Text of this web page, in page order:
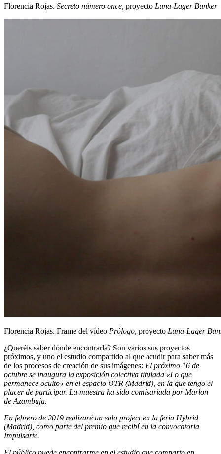
Florencia Rojas. Secreto número once, proyecto Luna-Lager Bunker
Florencia Rojas. Frame del vídeo Prólogo, proyecto Luna-Lager
¿Queréis saber dónde encontrarla? Son varios sus proyectos
próximos, y uno el estudio compartido al que acudir para saber más
de los procesos de creación de sus imágenes: El próximo 16 de
octubre se inaugura la exposición colectiva titulada «Lo que
permanece oculto» en el espacio OTR (Madrid), en la que tengo el
placer de participar. La muestra ha sido comisariada por Marlon
de Azambuja.
En febrero de 2019 realizaré un solo project en la feria Hybrid
(Madrid), como parte del premio que recibí en la convocatoria
Impulsarte.